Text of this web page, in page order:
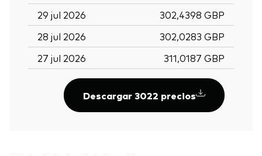
29 jul 2026
302,4398 GBP
28 jul 2026
302,0283 GBP
27 jul 2026
311,0187 GBP
Descargar 3022 precios